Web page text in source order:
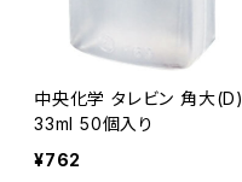
中央化学 タレビン 角大(D)
33ml 50個入り
¥762